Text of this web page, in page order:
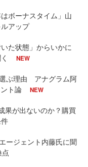
ボーナスタイム」山
アップ
た状態」からいかに
NEW
ぶ理由 アナグラム阿
ト論
NEW
果が出ないのか？購買
ージェント内藤氏に聞